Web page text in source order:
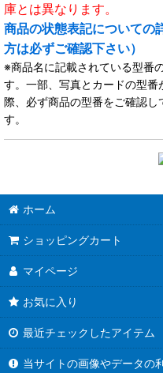
庫とは異なります。
商品の状態表記についての
方は必ずご確認下さい）
※商品名に記載されている型番
す。一部、写真とカードの型
際、必ず商品の型番をご確認し
す。
ホーム
ショッピングカート
マイページ
お気に入り
最近チェックしたアイテム
当サイトの画像やデータの